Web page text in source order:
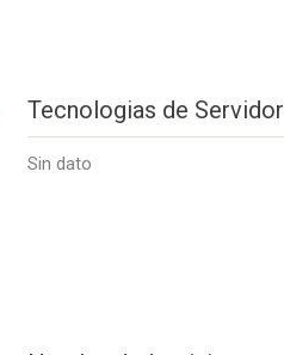
Tecnologias de Servidor
Sin dato